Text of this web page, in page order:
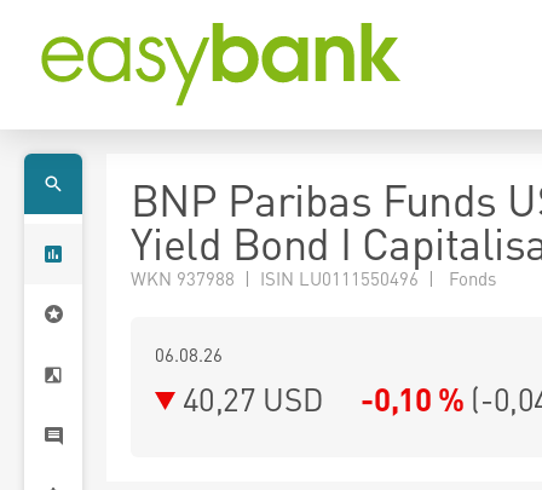
BNP Paribas Funds
Yield Bond I
WKN 937988 | ISIN LU0111550496 | Fonds
06.08.26
40,27 USD -0,10 % (-